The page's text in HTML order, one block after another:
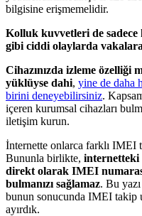
bilgisine erişmemelidir.
Kolluk kuvvetleri de sadece
gibi ciddi olaylarda
Cihazınızda izleme özelliği
yüklüyse dahi, yine de daha
birini deneyebilirsiniz.
içeren kurumsal cihazları
iletişim kurun.
İnternette onlarca farklı IMEI
Bununla birlikte, internetteki
direkt olarak IMEI
bulmanızı sağlamaz. Bu
bunun sonucunda IMEI takip
ayırdık.